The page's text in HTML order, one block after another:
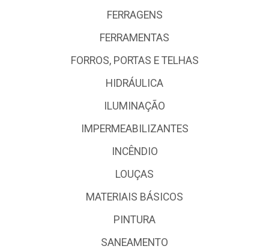
FERRAGENS
FERRAMENTAS
FORROS, PORTAS E TELHAS
HIDRÁULICA
ILUMINAÇÃO
IMPERMEABILIZANTES
INCÊNDIO
LOUÇAS
MATERIAIS BÁSICOS
PINTURA
SANEAMENTO